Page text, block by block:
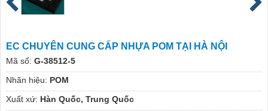
EC CHUYÊN CUNG CẤP NHỰA POM TẠI HÀ NỘI
Mã số: G-38512-5
Nhãn hiệu: POM
Xuất xứ: Hàn Quốc, Trung Quốc